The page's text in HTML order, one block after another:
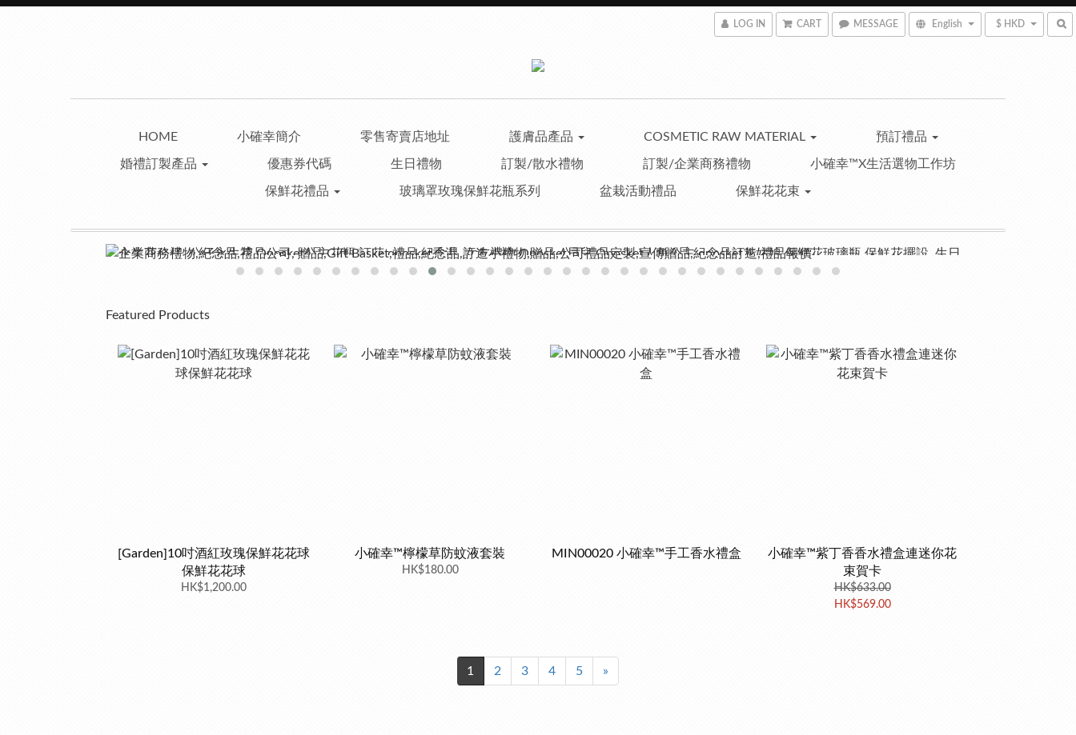
LOG IN CART MESSAGE English $ HKD
HOME 小確幸簡介 零售寄賣店地址 護膚品產品 COSMETIC RAW MATERIAL 預訂禮品
婚禮訂製產品 優惠券代碼 生日禮物 訂製/散水禮物 訂製/企業商務禮物 小確幸™X生活選物工作坊
保鮮花禮品 玻璃罩玫瑰保鮮花瓶系列 盆栽活動禮品 保鮮花花束
Featured Products
[Garden]10吋酒紅玫瑰保鮮花花球
保鮮花花球
HK$1,200.00
小確幸™檸檬草防蚊液套裝
HK$180.00
MIN00020 小確幸™手工香水禮盒
小確幸™紫丁香香水禮盒連迷你花
束賀卡
HK$633.00
HK$569.00
1 2 3 4 5 »